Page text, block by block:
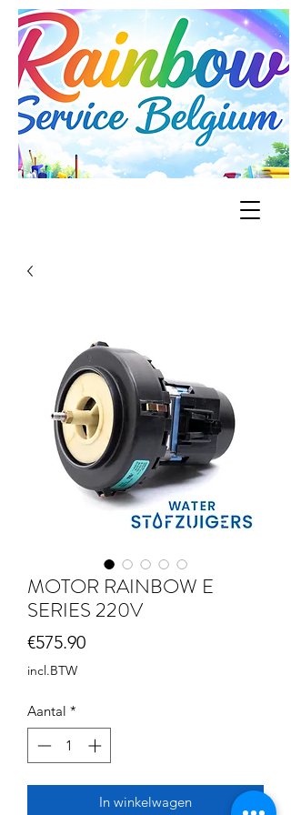
MOTOR RAINBOW E
SERIES 220V
€575.90Prijs
incl.BTW
Aantal *
In winkelwagen